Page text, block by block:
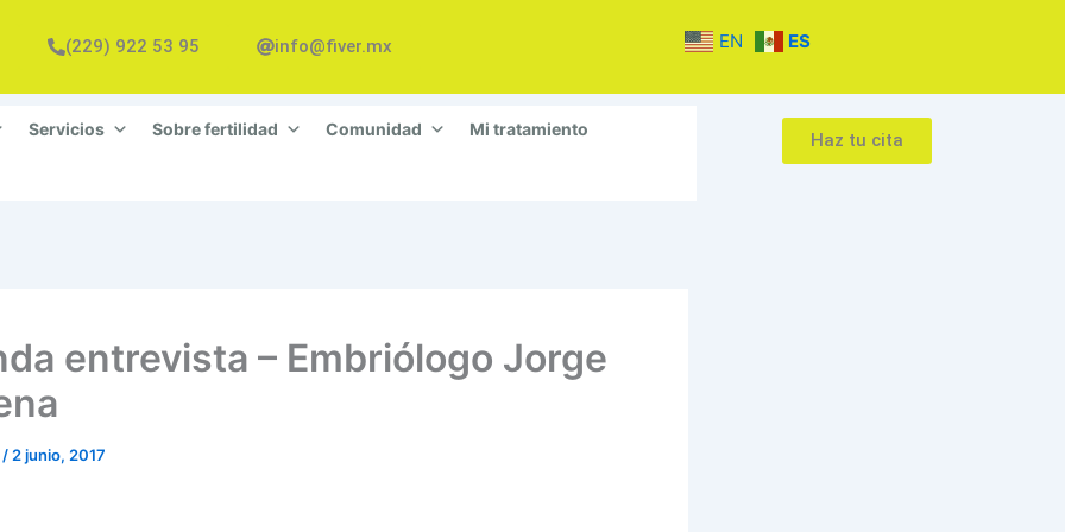
(229) 922 53 95 info@fiver.mx EN ES
Servicios Sobre fertilidad Comunidad Mi tratamiento
Haz tu cita
entrevista – Embriólogo Jorge
/ 2 junio, 2017